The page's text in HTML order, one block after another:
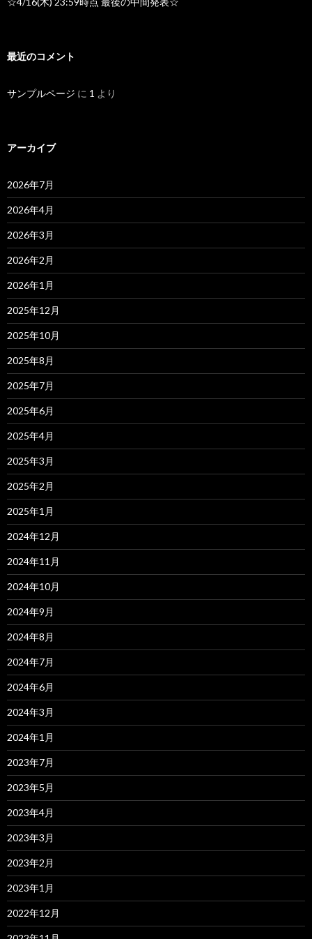
最近のコメント
サンプルページ に 1 より
アーカイブ
2026年7月
2026年4月
2026年3月
2026年2月
2026年1月
2025年12月
2025年10月
2025年8月
2025年7月
2025年6月
2025年4月
2025年3月
2025年2月
2025年1月
2024年12月
2024年11月
2024年10月
2024年9月
2024年8月
2024年7月
2024年6月
2024年3月
2024年1月
2023年7月
2023年5月
2023年4月
2023年3月
2023年2月
2023年1月
2022年12月